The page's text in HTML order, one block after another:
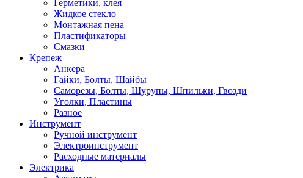
Герметики, клея
Жидкое стекло
Монтажная пена
Пластификаторы
Смазки
Крепеж
Анкера
Гайки, Болты, Шайбы
Саморезы, Болты, Шурупы, Шпильки, Гвозди
Уголки, Пластины
Разное
Инструмент
Ручной инструмент
Электроинструмент
Расходные материалы
Электрика